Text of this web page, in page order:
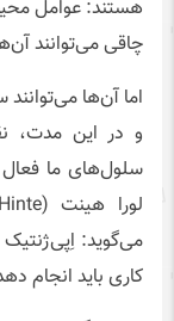
هستند: عوامل
چاقی می‌توانند
اما آن‌ها
و در این مدت،
سلول‌های ما فعال
می‌گوید:
کاری باید انجام